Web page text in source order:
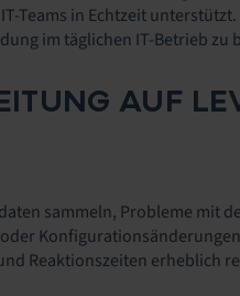
in Echtzeit
im täglichen IT-Betrieb zu
AUF
sammeln, Probleme mit
Reaktionszeiten erheblich